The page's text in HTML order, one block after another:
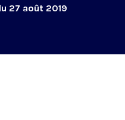
27 août 2019